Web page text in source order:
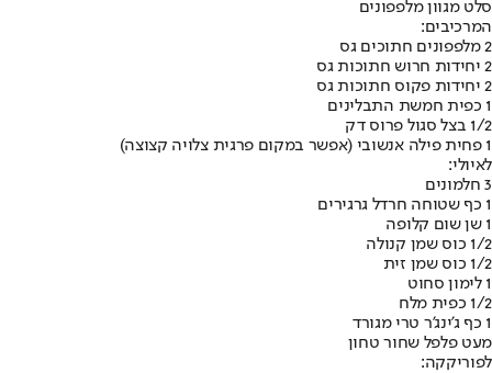
סלט מגוון מלפפונים
המרכיבים:
2 מלפפונים חתוכים גס
2 יחידות חרוש חתוכות גס
2 יחידות פקוס חתוכות גס
1 כפית חמשת התבלינים
1/2 בצל סגול פרוס דק
1 פחית פילה אנשובי (אפשר במקום פרגית צלויה קצוצה)
לאיולי:
3 חלמונים
1 כף שטוחה חרדל גרגירים
1 שן שום קלופה
1/2 כוס שמן קנולה
1/2 כוס שמן זית
1 לימון סחוט
1/2 כפית מלח
1 כף ג'ינג'ר טרי מגורד
מעט פלפל שחור טחון
לפוריקקה: